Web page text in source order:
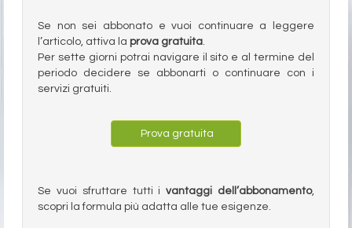
Se non sei abbonato e vuoi continuare a leggere
l’articolo, attiva la prova gratuita.
Per sette giorni potrai navigare il sito e al termine del
periodo decidere se abbonarti o continuare con i
servizi gratuiti.
Prova gratuita
Se vuoi sfruttare tutti ivantaggi dell’abbonamento,
scopri la formula più adatta alle tue esigenze.